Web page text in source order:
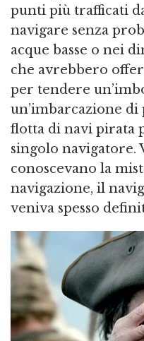
punti più trafficati
navigare senza
acque basse o nei
che avrebbero
per tendere
un’imbarcazione di
flotta di navi pirata
singolo navigatore.
conoscevano la
navigazione, il
veniva spesso